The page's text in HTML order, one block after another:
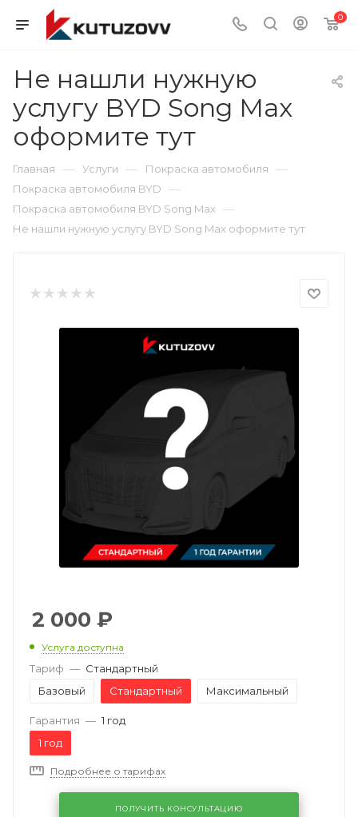
0
Не нашли нужную
услугу BYD Song Max
оформите тут
Главная — Услуги — Покраска автомобиля —
Покраска автомобиля BYD —
Покраска автомобиля BYD Song Max —
Не нашли нужную услугу BYD Song Max оформите тут
2 000 ₽
Услуга доступна
Тариф — Стандартный
Базовый
Стандартный Максимальный
Гарантия — 1 год
1 год
Подробнее о тарифах
ПОЛУЧИТЬ КОНСУЛЬТАЦИЮ